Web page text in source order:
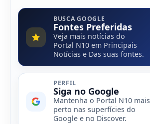
BUSCA GOOGLE
Fontes Preferidas
Veja mais notícias do
Portal N10 em Principais
Notícias e Das suas fontes.
PERFIL
Siga no Google
Mantenha o Portal N10 mais
perto nas superfícies do
Google e no Discover.